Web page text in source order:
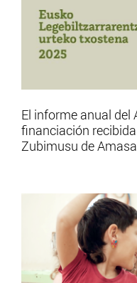
El informe anual del
financiación
Zubimusu de